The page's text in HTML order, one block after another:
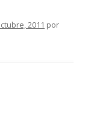
2011 por